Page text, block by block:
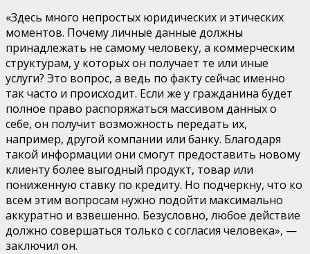
«Здесь много непростых юридических и этических
моментов. Почему личные данные должны
принадлежать не самому человеку, а коммерческим
структурам, у которых он получает те или иные
услуги? Это вопрос, а ведь по факту сейчас именно
так часто и происходит. Если же у гражданина будет
полное право распоряжаться массивом данных о
себе, он получит возможность передать их,
например, другой компании или банку. Благодаря
такой информации они смогут предоставить новому
клиенту более выгодный продукт, товар или
пониженную ставку по кредиту. Но подчеркну, что ко
всем этим вопросам нужно подойти максимально
аккуратно и взвешенно. Безусловно, любое действие
должно совершаться только с согласия человека», —
заключил он.